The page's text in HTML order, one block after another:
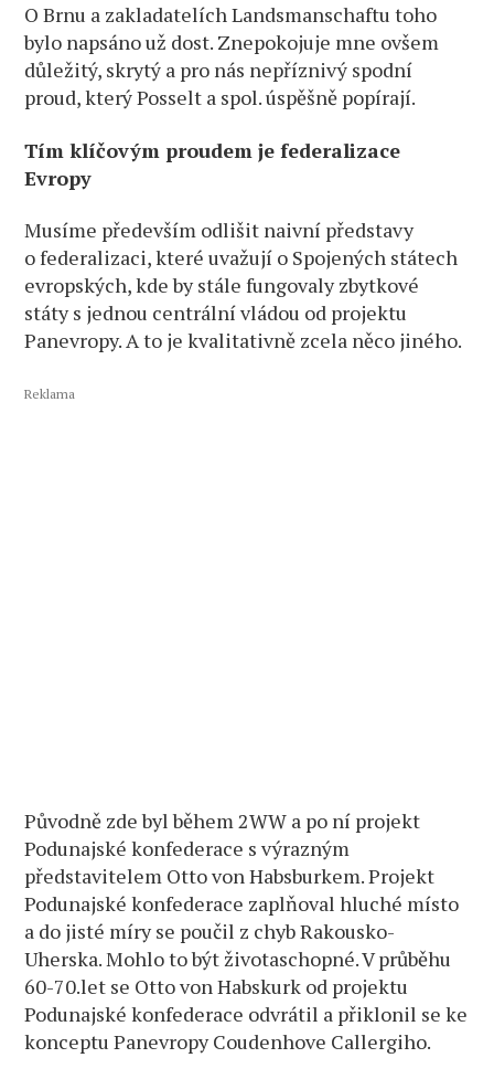
O Brnu a zakladatelích Landsmanschaftu toho
bylo napsáno už dost. Znepokojuje mne ovšem
důležitý, skrytý a pro nás nepříznivý spodní
proud, který Posselt a spol. úspěšně popírají.
Tím klíčovým proudem je federalizace
Evropy
Musíme především odlišit naivní představy
o federalizaci, které uvažují o Spojených státech
evropských, kde by stále fungovaly zbytkové
státy s jednou centrální vládou od projektu
Panevropy. A to je kvalitativně zcela něco jiného.
Reklama
Původně zde byl během 2WW a po ní projekt
Podunajské konfederace s výrazným
představitelem Otto von Habsburkem. Projekt
Podunajské konfederace zaplňoval hluché místo
a do jisté míry se poučil z chyb Rakousko-
Uherska. Mohlo to být životaschopné. V průběhu
60-70.let se Otto von Habskurk od projektu
Podunajské konfederace odvrátil a přiklonil se ke
konceptu Panevropy Coudenhove Callergiho.